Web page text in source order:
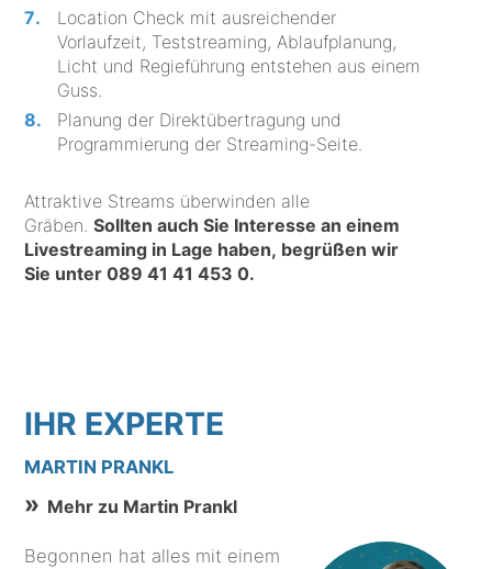
Location Check mit ausreichender
Vorlaufzeit, Teststreaming, Ablaufplanung,
Licht und Regieführung entstehen aus einem
Guss.
Planung der Direktübertragung und
Programmierung der Streaming-Seite.
Attraktive Streams überwinden alle
Gräben.Sollten auch Sie Interesse an einem
Livestreaming in Lage haben, begrüßen wir
Sie unter089 41 41 453 0.
IHR EXPERTE
MARTIN PRANKL
Mehr zu Martin Prankl
Begonnen hat alles mit einem